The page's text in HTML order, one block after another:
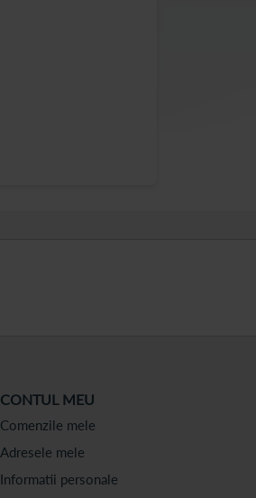
CONTUL MEU
Comenzile mele
Adresele mele
Informatii personale